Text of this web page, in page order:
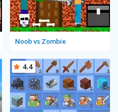
Noob vs Zombie
4.4